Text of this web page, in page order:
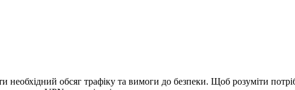
обсяг трафіку та вимоги до безпеки. Щоб розуміти